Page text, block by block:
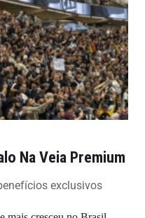
Na Veia Premium
exclusivos